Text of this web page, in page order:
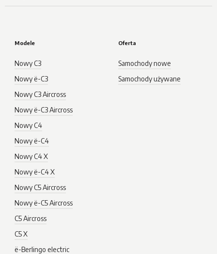
Modele
Nowy C3
Nowy ë-C3
Nowy C3 Aircross
Nowy ë-C3 Aircross
Nowy C4
Nowy ë-C4
Nowy C4 X
Nowy ë-C4 X
Nowy C5 Aircross
Nowy ë-C5 Aircross
C5 Aircross
C5 X
ë-Berlingo electric
Oferta
Samochody nowe
Samochody używane